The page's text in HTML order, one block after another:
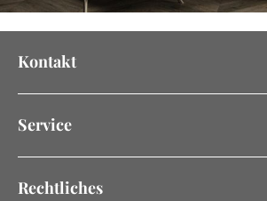
Kontakt
Service
Rechtliches